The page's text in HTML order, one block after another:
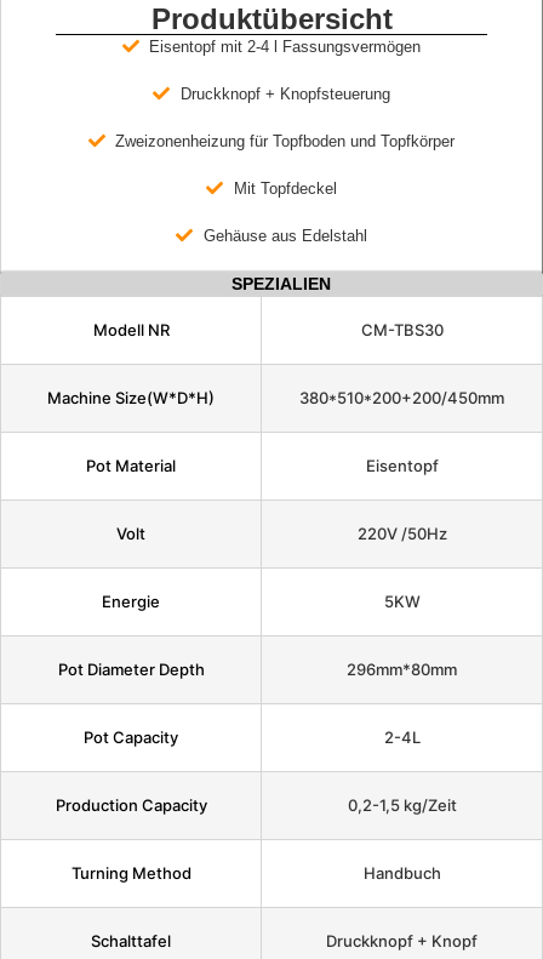
Produktübersicht
Eisentopf mit 2-4 l Fassungsvermögen
Druckknopf + Knopfsteuerung
Zweizonenheizung für Topfboden und Topfkörper
Mit Topfdeckel
Gehäuse aus Edelstahl
SPEZIALIEN
Modell NR CM-TBS30
Machine Size(W*D*H) 380*510*200+200/450mm
Pot Material Eisentopf
Volt 220V /50Hz
Energie 5KW
Pot Diameter Depth 296mm*80mm
Pot Capacity 2-4L
Production Capacity 0,2-1,5 kg/Zeit
Turning Method Handbuch
Schalttafel Druckknopf + Knopf